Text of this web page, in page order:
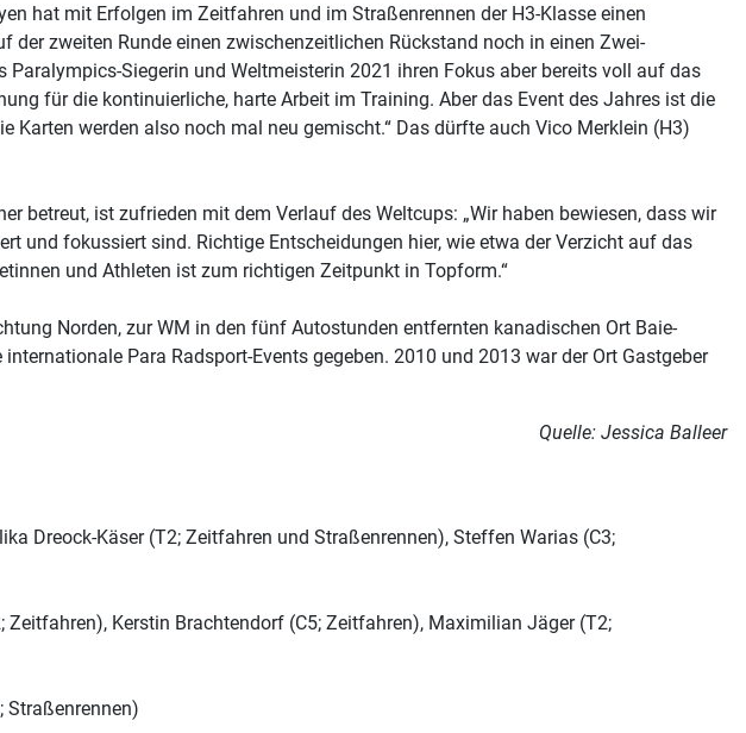
hat mit Erfolgen im Zeitfahren und im Straßenrennen der H3-Klasse einen
zweiten Runde einen zwischenzeitlichen Rückstand noch in einen Zwei-
Siegerin und Weltmeisterin 2021 ihren Fokus aber bereits voll auf das
für die kontinuierliche, harte Arbeit im Training. Aber das Event des Jahres ist die
Karten werden also noch mal neu gemischt.“ Das dürfte auch Vico Merklein (H3)
betreut, ist zufrieden mit dem Verlauf des Weltcups: „Wir haben bewiesen, dass wir
und fokussiert sind. Richtige Entscheidungen hier, wie etwa der Verzicht auf das
und Athleten ist zum richtigen Zeitpunkt in Topform.“
Norden, zur WM in den fünf Autostunden entfernten kanadischen Ort Baie-
Para Radsport-Events gegeben. 2010 und 2013 war der Ort Gastgeber
Quelle: Jessica Balleer
Dreock-Käser (T2; Zeitfahren und Straßenrennen), Steffen Warias (C3;
Kerstin Brachtendorf (C5; Zeitfahren), Maximilian Jäger (T2;
Straßenrennen)